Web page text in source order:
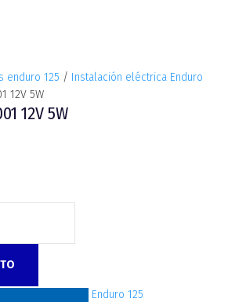
enduro 125 / Instalación eléctrica Enduro
12V 5W
12V 5W
Instalación eléctrica Enduro 125